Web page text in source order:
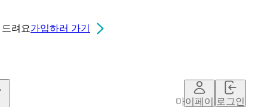
드려요가입하러 가기
마이페이지로그인